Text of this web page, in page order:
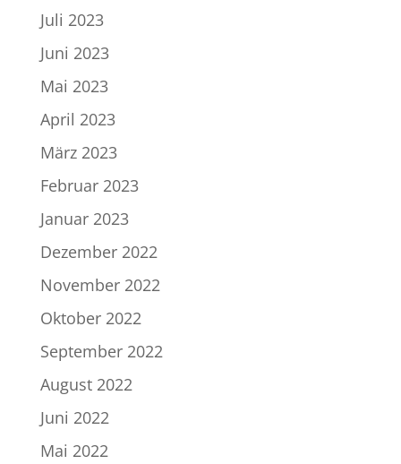
Juli 2023
Juni 2023
Mai 2023
April 2023
März 2023
Februar 2023
Januar 2023
Dezember 2022
November 2022
Oktober 2022
September 2022
August 2022
Juni 2022
Mai 2022